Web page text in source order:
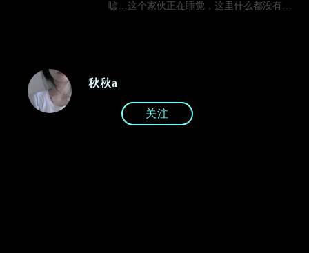
嘘…这个家伙正在睡觉，这里什么都没有…
秋秋a
关注